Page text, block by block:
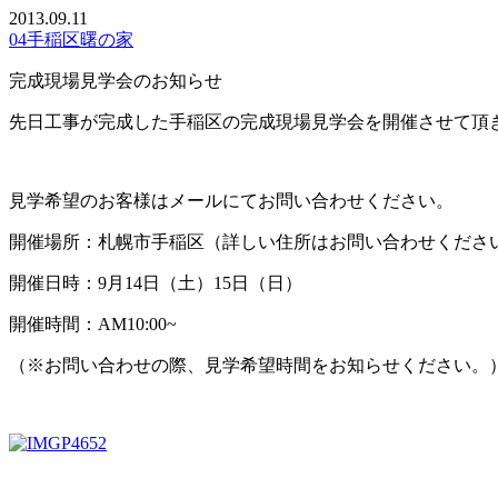
2013.09.11
04手稲区曙の家
完成現場見学会のお知らせ
先日工事が完成した手稲区の完成現場見学会を開催させて頂
見学希望のお客様はメールにてお問い合わせください。
開催場所：札幌市手稲区（詳しい住所はお問い合わせくださ
開催日時：9月14日（土）15日（日）
開催時間：AM10:00~
（※お問い合わせの際、見学希望時間をお知らせください。）